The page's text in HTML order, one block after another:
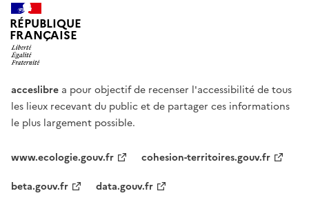
RÉPUBLIQUE
FRANÇAISE
acceslibre a pour objectif de recenser l'accessibilité de tous
les lieux recevant du public et de partager ces informations
le plus largement possible.
www.ecologie.gouv.fr
cohesion-territoires.gouv.fr
beta.gouv.fr
data.gouv.fr